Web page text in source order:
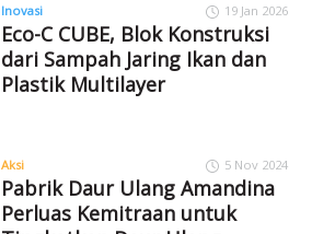
Inovasi 19 Jan 2026
Eco-C CUBE, Blok Konstruksi
dari Sampah Jaring Ikan dan
Plastik Multilayer
Aksi 5 Nov 2024
Pabrik Daur Ulang Amandina
Perluas Kemitraan untuk